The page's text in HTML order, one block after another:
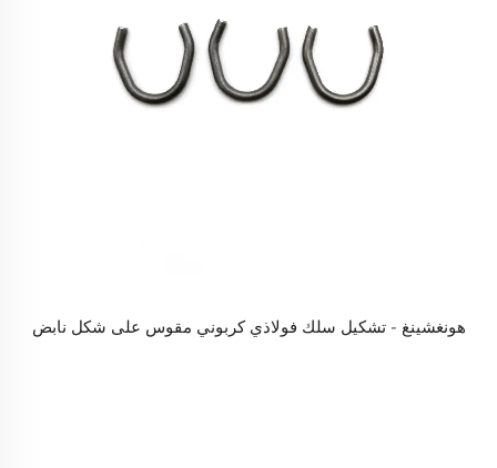
هونغشينغ - تشكيل سلك فولاذي كربوني مقوس على شكل نابض